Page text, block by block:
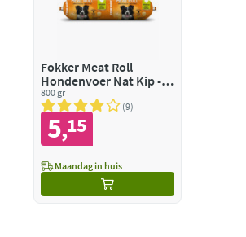
Fokker Meat Roll
Hondenvoer Nat Kip -
Zalm
800 gr
9
5,15
Maandag in huis